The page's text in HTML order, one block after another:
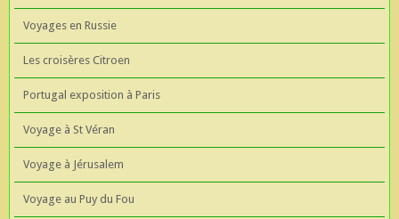
Voyages en Russie
Les croisères Citroen
Portugal exposition à Paris
Voyage à St Véran
Voyage à Jérusalem
Voyage au Puy du Fou